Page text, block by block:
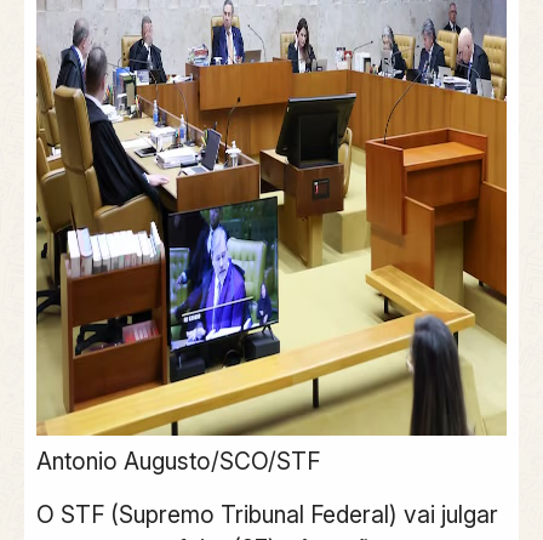
Antonio Augusto/SCO/STF
O STF (Supremo Tribunal Federal) vai julgar